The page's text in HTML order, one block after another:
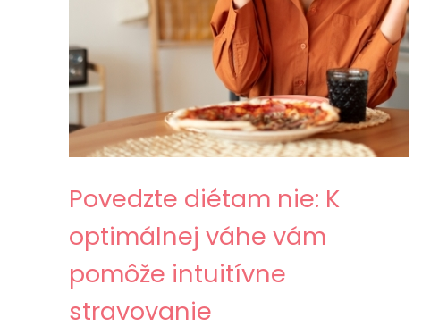
Povedzte diétam nie: K
optimálnej váhe vám
pomôže intuitívne
stravovanie